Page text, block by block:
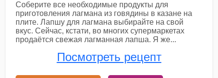
Соберите все необходимые продукты для
приготовления лагмана из говядины в казане на
плите. Лапшу для лагмана выбирайте на свой
вкус. Сейчас, кстати, во многих супермаркетах
продаётся свежая лагманная лапша. Я же...
Посмотреть рецепт